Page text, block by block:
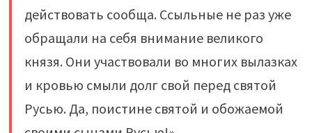
действовать сообща. Ссыльные не раз уже
обращали на себя внимание великого
князя. Они участвовали во многих вылазках
и кровью смыли долг свой перед святой
Русью. Да, поистине святой и обожаемой